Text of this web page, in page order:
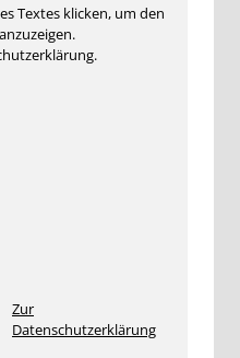
Textes klicken, um den
Zur
Datenschutzerklärung